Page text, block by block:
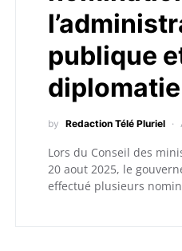
publique
diplomatie
by Redaction Télé Pluriel
Lors du Conseil des
20 aout 2025, le
effectué plusieurs